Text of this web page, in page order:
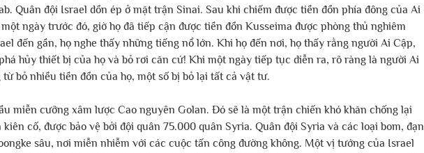
Quân đội Israel dồn ép ở mặt trận Sinai. Sau khi chiếm được tiền đồn phía đông của Ai
ngày trước đó, giờ họ đã tiếp cận được tiền đồn Kusseima được phòng thủ nghiêm
đến gần, họ nghe thấy những tiếng nổ lớn. Khi họ đến nơi, họ thấy rằng người Ai Cập,
hủy thiết bị của họ và bỏ rơi căn cứ! Khi một ngày tiếp tục diễn ra, rõ ràng là người Ai
bỏ nhiều tiền đồn của họ, một số bị bỏ lại tất cả vật tư.
miễn cưỡng xâm lược Cao nguyên Golan. Đó sẽ là một trận chiến khó khăn chống lại
cố, được bảo vệ bởi đội quân 75.000 quân Syria. Quân đội Syria và các loại bom, đạn
sâu, nơi miễn nhiễm với các cuộc tấn công đường không. Một vị tướng của Israel